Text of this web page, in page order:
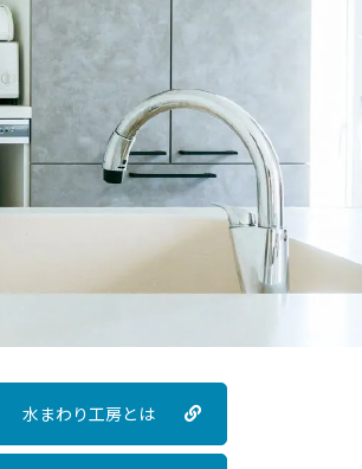
水まわり工房とは